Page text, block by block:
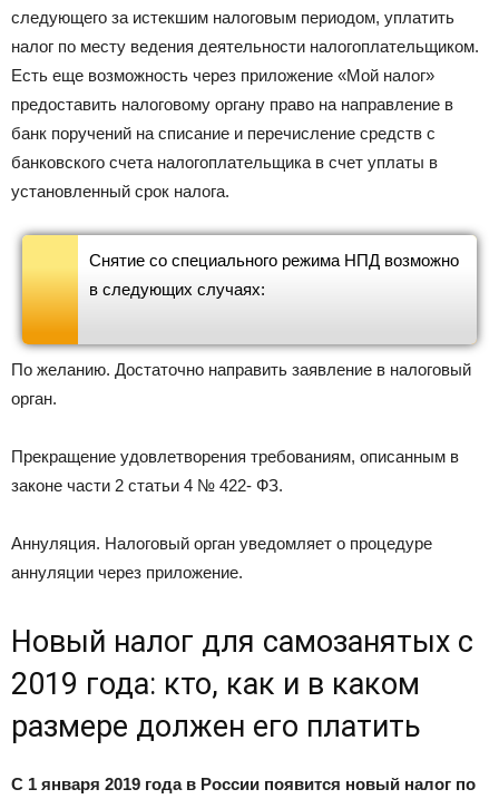
следующего за истекшим налоговым периодом, уплатить
налог по месту ведения деятельности налогоплательщиком.
Есть еще возможность через приложение «Мой налог»
предоставить налоговому органу право на направление в
банк поручений на списание и перечисление средств с
банковского счета налогоплательщика в счет уплаты в
установленный срок налога.
Снятие со специального режима НПД возможно
в следующих случаях:
По желанию. Достаточно направить заявление в налоговый
орган.
Прекращение удовлетворения требованиям, описанным в
законе части 2 статьи 4 № 422- ФЗ.
Аннуляция. Налоговый орган уведомляет о процедуре
аннуляции через приложение.
Новый налог для самозанятых с
2019 года: кто, как и в каком
размере должен его платить
С 1 января 2019 года в России появится новый налог по